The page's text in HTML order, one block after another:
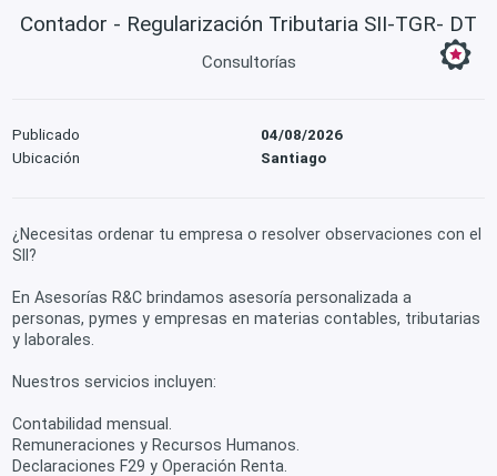
Contador - Regularización Tributaria SII-TGR- DT
Consultorías
Publicado
04/08/2026
Ubicación
Santiago
¿Necesitas ordenar tu empresa o resolver observaciones con el
SII?
En Asesorías R&C brindamos asesoría personalizada a
personas, pymes y empresas en materias contables, tributarias
y laborales.
Nuestros servicios incluyen:
Contabilidad mensual.
Remuneraciones y Recursos Humanos.
Declaraciones F29 y Operación Renta.